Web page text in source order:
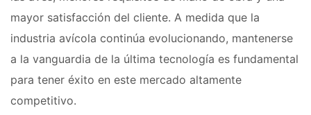
mayor satisfacción del cliente. A medida que la
industria avícola continúa evolucionando, mantenerse
a la vanguardia de la última tecnología es fundamental
para tener éxito en este mercado altamente
competitivo.